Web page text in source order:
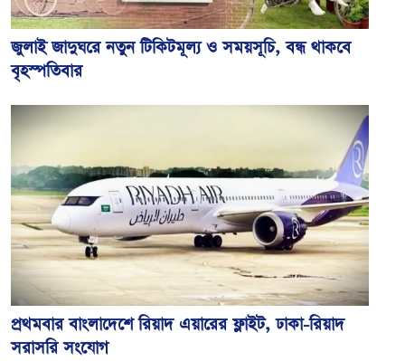
জুলাই জাদুঘরে নতুন টিকিটমূল্য ও সময়সূচি, বন্ধ থাকবে
বৃহস্পতিবার
প্রথমবার বাংলাদেশে রিয়াদ এয়ারের ফ্লাইট, ঢাকা-রিয়াদ
সরাসরি সংযোগ